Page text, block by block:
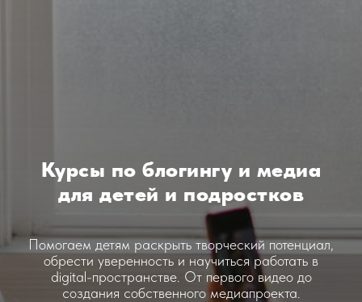
Курсы по блогингу и медиа
для детей и подростков
Помогаем детям раскрыть творческий потенциал,
обрести уверенность и научиться работать в
digital-пространстве. От первого видео до
создания собственного медиапроекта.